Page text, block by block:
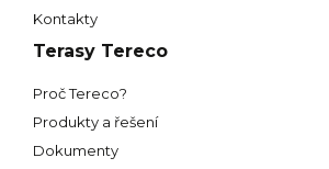
Kontakty
Terasy Tereco
Proč Tereco?
Produkty a řešení
Dokumenty